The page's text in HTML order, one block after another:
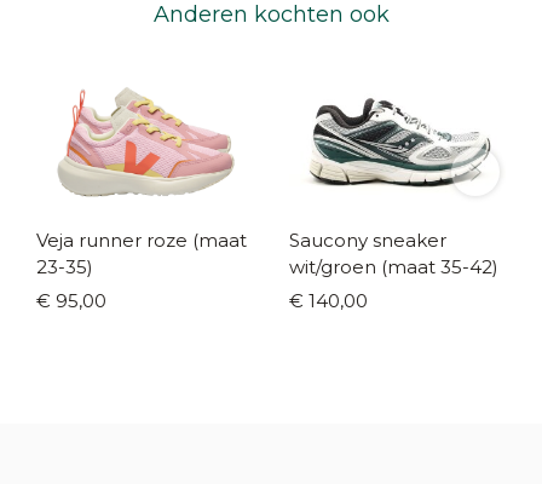
Anderen kochten ook
Veja runner roze (maat
23-35)
€ 95,00
Saucony sneaker
wit/groen (maat 35-42)
€ 140,00